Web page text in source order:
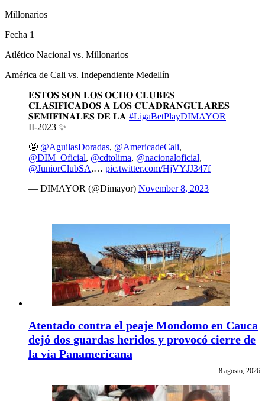
Millonarios
Fecha 1
Atlético Nacional vs. Millonarios
América de Cali vs. Independiente Medellín
𝐄𝐒𝐓𝐎𝐒 𝐒𝐎𝐍 𝐋𝐎𝐒 𝐎𝐂𝐇𝐎 𝐂𝐋𝐔𝐁𝐄𝐒
𝐂𝐋𝐀𝐒𝐈𝐅𝐈𝐂𝐀𝐃𝐎𝐒 𝐀 𝐋𝐎𝐒 𝐂𝐔𝐀𝐃𝐑𝐀𝐍𝐆𝐔𝐋𝐀𝐑𝐄𝐒
𝐒𝐄𝐌𝐈𝐅𝐈𝐍𝐀𝐋𝐄𝐒 𝐃𝐄 𝐋𝐀 #LigaBetPlayDIMAYOR
II-2023 ✨
🤩 @AguilasDoradas, @AmericadeCali,
@DIM_Oficial, @cdtolima, @nacionaloficial,
@JuniorClubSA,… pic.twitter.com/HjVYJJ347f
— DIMAYOR (@Dimayor) November 8, 2023
Atentado contra el peaje Mondomo en Cauca
dejó dos guardas heridos y provocó cierre de
la vía Panamericana
8 agosto, 2026